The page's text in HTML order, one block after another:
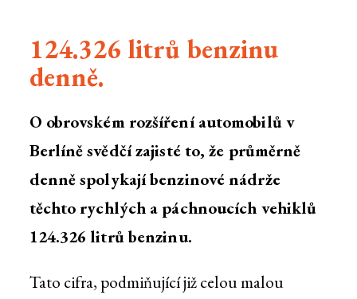
124.326 litrů benzinu
denně.
O obrovském rozšíření automobilů v
Berlíně svědčí zajisté to, že průměrně
denně spolykají benzinové nádrže
těchto rychlých a páchnoucích vehiklů
124.326 litrů benzinu.
Tato cifra, podmiňující již celou malou